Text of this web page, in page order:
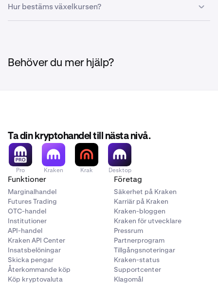
Nej, alla insatta BRL kommer automatiskt att
Hur bestäms växelkursen?
exakta växelkursen, inklusive skatter och avgifter, visas
Behöver du mer hjälp?
Ta din kryptohandel till nästa nivå.
Pro Kraken Krak Desktop
Funktioner
Marginalhandel
Futures Trading
OTC-handel
Institutioner
API-handel
Kraken API Center
Insatsbelöningar
Skicka pengar
Återkommande köp
Köp kryptovaluta
Företag
Säkerhet på Kraken
Karriär på Kraken
Kraken-bloggen
Kraken för utvecklare
Pressrum
Partnerprogram
Tillgångsnoteringar
Kraken-status
Supportcenter
Klagomål